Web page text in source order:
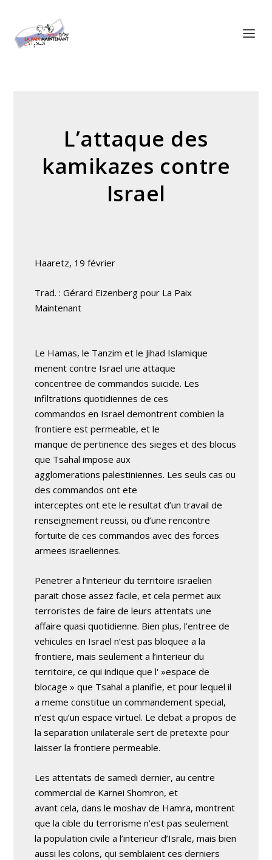
L’attaque des
kamikazes contre
Israel
Haaretz, 19 février
Trad. : Gérard Eizenberg pour La Paix
Maintenant
Le Hamas, le Tanzim et le Jihad Islamique
menent contre Israel une attaque
concentree de commandos suicide. Les
infiltrations quotidiennes de ces
commandos en Israel demontrent combien la
frontiere est permeable, et le
manque de pertinence des sieges et des blocus
que Tsahal impose aux
agglomerations palestiniennes. Les seuls cas ou
des commandos ont ete
interceptes ont ete le resultat d’un travail de
renseignement reussi, ou d’une rencontre
fortuite de ces commandos avec des forces
armees israeliennes.
Penetrer a l’interieur du territoire israelien
parait chose assez facile, et cela permet aux
terroristes de faire de leurs attentats une
affaire quasi quotidienne. Bien plus, l’entree de
vehicules en Israel n’est pas bloquee a la
frontiere, mais seulement a l’interieur du
territoire, ce qui indique que l' »espace de
blocage » que Tsahal a planifie, et pour lequel il
a meme constitue un commandement special,
n’est qu’un espace virtuel. Le debat a propos de
la separation unilaterale sert de pretexte pour
laisser la frontiere permeable.
Les attentats de samedi dernier, au centre
commercial de Karnei Shomron, et
avant cela, dans le moshav de Hamra, montrent
que la cible du terrorisme n’est pas seulement
la population civile a l’interieur d’Israle, mais bien
aussi les colons, qui semblaient ces derniers